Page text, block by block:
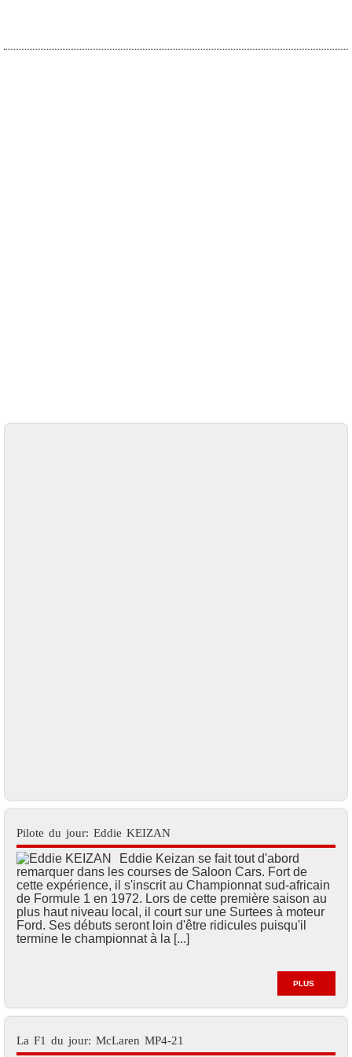
Pilote du jour: Eddie KEIZAN
Eddie Keizan se fait tout d'abord
remarquer dans les courses de Saloon Cars. Fort de
cette expérience, il s'inscrit au Championnat sud-africain
de Formule 1 en 1972. Lors de cette première saison au
plus haut niveau local, il court sur une Surtees à moteur
Ford. Ses débuts seront loin d'être ridicules puisqu'il
termine le championnat à la [...]
PLUS
La F1 du jour: McLaren MP4-21